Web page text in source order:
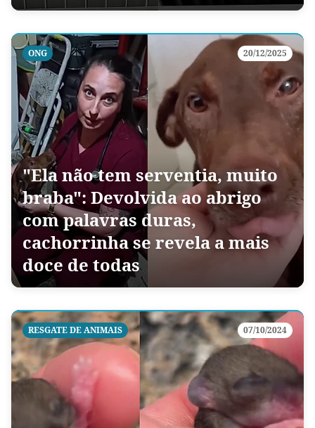
ONG 20/12/2025
"Ela não tem serventia, muito
braba": Devolvida ao abrigo
com palavras duras,
cachorrinha se revela a mais
doce de todas
RESGATE DE ANIMAIS 07/10/2024